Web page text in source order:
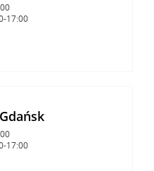
17:00
17:00